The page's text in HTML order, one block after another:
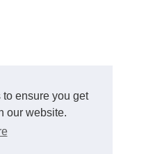
ensure you get
our website.